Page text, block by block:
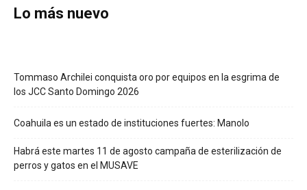
Lo más nuevo
Tommaso Archilei conquista oro por equipos en la esgrima de
los JCC Santo Domingo 2026
Coahuila es un estado de instituciones fuertes: Manolo
Habrá este martes 11 de agosto campaña de esterilización de
perros y gatos en el MUSAVE